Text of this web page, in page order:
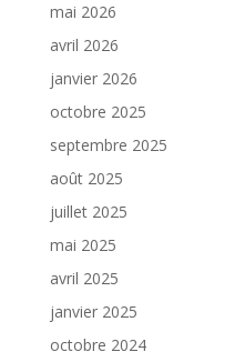
mai 2026
avril 2026
janvier 2026
octobre 2025
septembre 2025
août 2025
juillet 2025
mai 2025
avril 2025
janvier 2025
octobre 2024